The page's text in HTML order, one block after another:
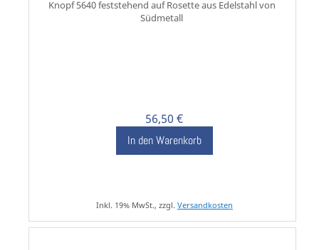
Knopf 5640 feststehend auf Rosette aus Edelstahl von
Südmetall
56,50 €
In den Warenkorb
Inkl. 19% MwSt., zzgl. Versandkosten